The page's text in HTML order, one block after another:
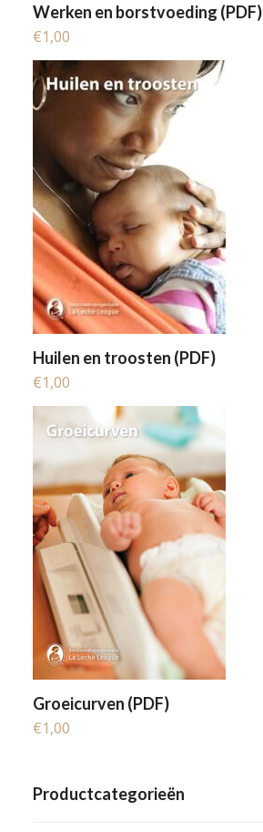
Werken en borstvoeding (PDF)
€1,00
Huilen en troosten (PDF)
€1,00
Groeicurven (PDF)
€1,00
Productcategorieën